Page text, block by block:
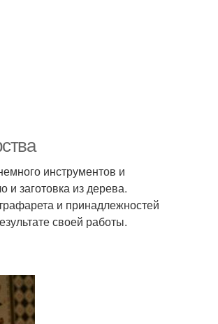
инструментов и
заготовка из дерева.
и принадлежностей
своей работы.